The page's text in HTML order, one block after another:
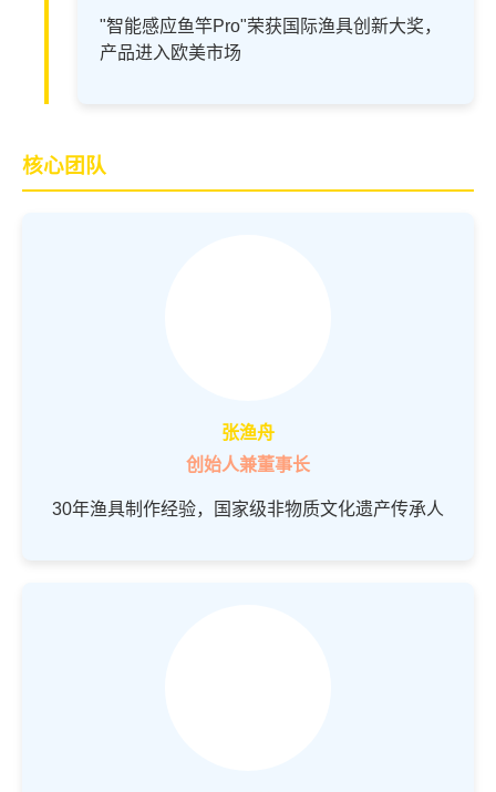
"智能感应鱼竿Pro"荣获国际渔具创新大奖，
产品进入欧美市场
核心团队
张渔舟
创始人兼董事长
30年渔具制作经验，国家级非物质文化遗产传承人